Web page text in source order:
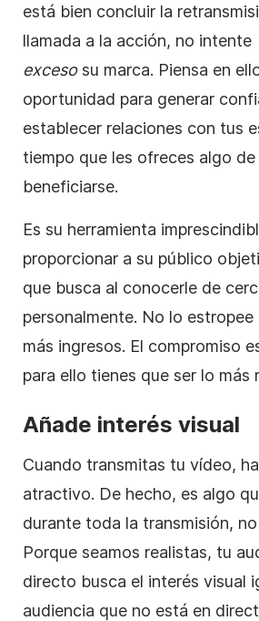
está bien concluir la
llamada a la acción, no intente
excesosu marca. Piensa en
oportunidad para generar
establecer relaciones con tus
tiempo que les ofreces algo
beneficiarse.
Es su herramienta
proporcionar a su público
que busca al conocerle de
personalmente. No lo
más ingresos. El compromiso
para ello tienes que ser lo más
Añade interés visual
Cuando transmitas tu vídeo,
atractivo. De hecho, es algo
durante toda la transmisión,
Porque seamos realistas, tu
directo busca el interés visual
audiencia que no está en